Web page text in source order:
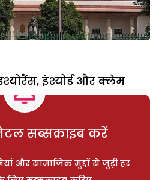
इंश्योर्ड और क्लेम
सब्सक्राइब करें
और सामाजिक मुद्दों से जुड़ी हर